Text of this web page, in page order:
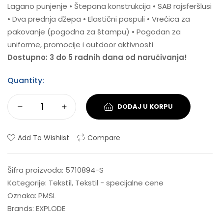
Lagano punjenje • Štepana konstrukcija • SAB rajsferšlusi
• Dva prednja džepa • Elastični paspuli • Vrećica za
pakovanje (pogodna za štampu) • Pogodan za
uniforme, promocije i outdoor aktivnosti
Dostupno: 3 do 5 radnih dana od naručivanja!
Quantity:
DODAJ U KORPU
Add To Wishlist Compare
Šifra proizvoda: 5710894-S
Kategorije: Tekstil, Tekstil - specijalne cene
Oznaka: PMSL
Brands: EXPLODE